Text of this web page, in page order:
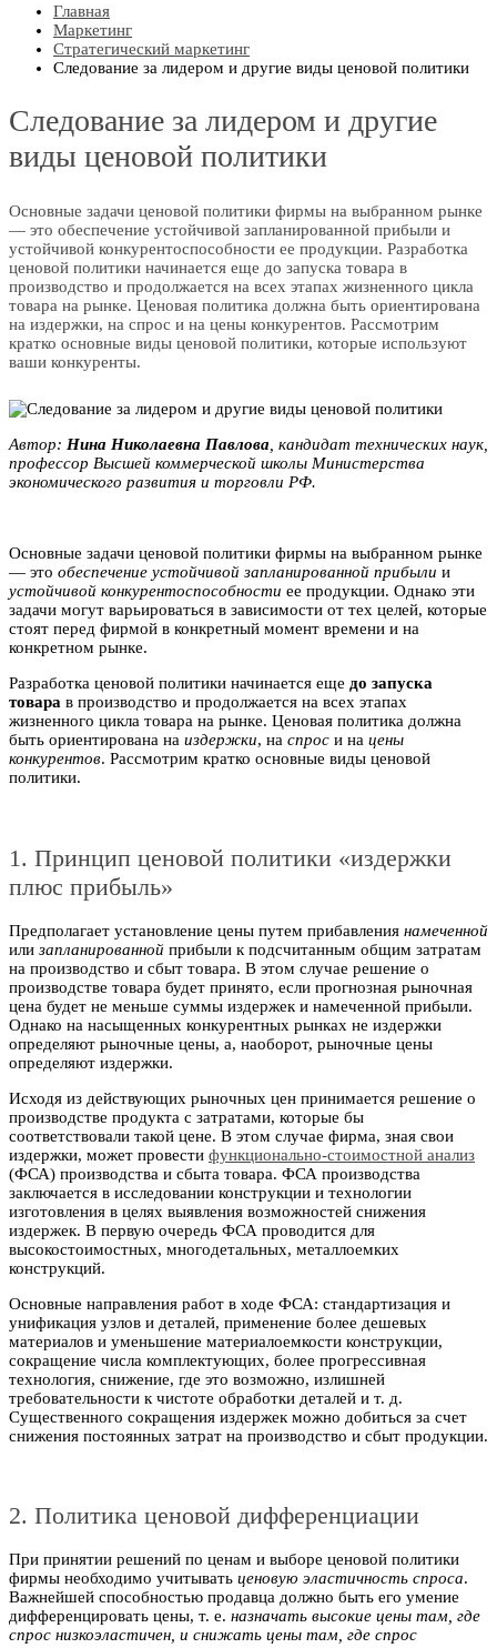
Главная
Маркетинг
Стратегический маркетинг
Следование за лидером и другие виды ценовой политики
Следование за лидером и другие
виды ценовой политики
Основные задачи ценовой политики фирмы на выбранном рынке
— это обеспечение устойчивой запланированной прибыли и
устойчивой конкурентоспособности ее продукции. Разработка
ценовой политики начинается еще до запуска товара в
производство и продолжается на всех этапах жизненного цикла
товара на рынке. Ценовая политика должна быть ориентирована
на издержки, на спрос и на цены конкурентов. Рассмотрим
кратко основные виды ценовой политики, которые используют
ваши конкуренты.
Автор: Нина Николаевна Пaвлoвa, кандидат технических наук,
профессор Высшей коммерческой школы Министерства
экономического развития и торговли РФ.
Основные задачи ценовой политики фирмы на выбранном рынке
— это обеспечение устойчивой запланированной прибыли и
устойчивой конкурентоспособности ее продукции. Однако эти
задачи могут варьироваться в зависимости от тех целей, которые
стоят перед фирмой в конкретный момент времени и на
конкретном рынке.
Разработка ценовой политики начинается еще до запуска
товара в производство и продолжается на всех этапах
жизненного цикла товара на рынке. Ценовая политика должна
быть ориентирована на издержки, на спрос и на цены
конкурентов. Рассмотрим кратко основные виды ценовой
политики.
1. Принцип ценовой политики «издержки
плюс прибыль»
Предполагает установление цены путем прибавления намеченной
или запланированной прибыли к подсчитанным общим затратам
на производство и сбыт товара. В этом случае решение о
производстве товара будет принято, если прогнозная рыночная
цена будет не меньше суммы издержек и намеченной прибыли.
Однако на насыщенных конкурентных рынках не издержки
определяют рыночные цены, а, наоборот, рыночные цены
определяют издержки.
Исходя из действующих рыночных цен принимается решение о
производстве продукта с затратами, которые бы
соответствовали такой цене. В этом случае фирма, зная свои
издержки, может провести функционально-стоимостной анализ
(ФСА) производства и сбыта товара. ФСА производства
заключается в исследовании конструкции и технологии
изготовления в целях выявления возможностей снижения
издержек. В первую очередь ФСА проводится для
высокостоимостных, многодетальных, металлоемких
конструкций.
Основные направления работ в ходе ФСА: стандартизация и
унификация узлов и деталей, применение более дешевых
материалов и уменьшение материалоемкости конструкции,
сокращение числа комплектующих, более прогрессивная
технология, снижение, где это возможно, излишней
требовательности к чистоте обработки деталей и т. д.
Существенного сокращения издержек можно добиться за счет
снижения постоянных затрат на производство и сбыт продукции.
2. Политика ценовой дифференциации
При принятии решений по ценам и выборе ценовой политики
фирмы необходимо учитывать ценовую эластичность спроса.
Важнейшей способностью продавца должно быть его умение
дифференцировать цены, т. е. назначать высокие цены там, где
спрос низкоэластичен, и снижать цены там, где спрос